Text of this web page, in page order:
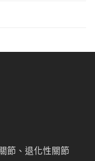
節、退化性關節